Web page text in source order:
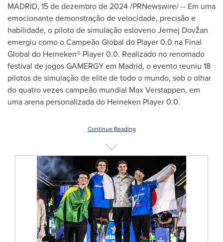
MADRID, 15 de dezembro de 2024/PRNewswire/ -- Em uma
emocionante demonstração de velocidade, precisão e
habilidade, o piloto de simulação eslovenoJernej Dovžan
emergiu como o Campeão Global do Player0.0 na Final
Global do Heineken® Player0.0. Realizado no renomado
festival de jogosGAMERGYem Madrid, o evento reuniu 18
pilotos de simulação de elite de todo o mundo, sob o olhar
do quatro vezes campeão mundial MaxVerstappen, em
uma arena personalizada do Heineken Player0.0.
Continue Reading